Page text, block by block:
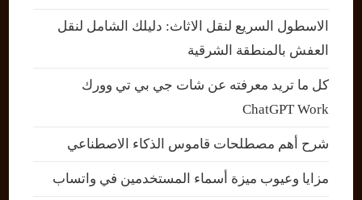
الاسطول السريع لنقل الاثاث: دليلك الشامل لنقل
العفش بالمنطقة الشرقية
كل ما تريد معرفته عن شات جي بي تي وورك
ChatGPT Work
شرح أهم مصطلحات قاموس الذكاء الاصطناعي
مزايا وعيوب ميزة أسماء المستخدمين في واتساب